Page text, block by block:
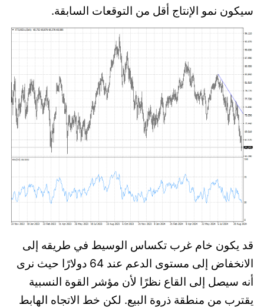
سيكون نمو الإنتاج أقل من التوقعات السابقة.
قد يكون خام غرب تكساس الوسيط في طريقه إلى
الانخفاض إلى مستوى الدعم عند 64 دولارًا حيث نرى
أنه سيصل إلى القاع نظرًا لأن مؤشر القوة النسبية
يقترب من منطقة ذروة البيع. لكن خط الاتجاه الهابط